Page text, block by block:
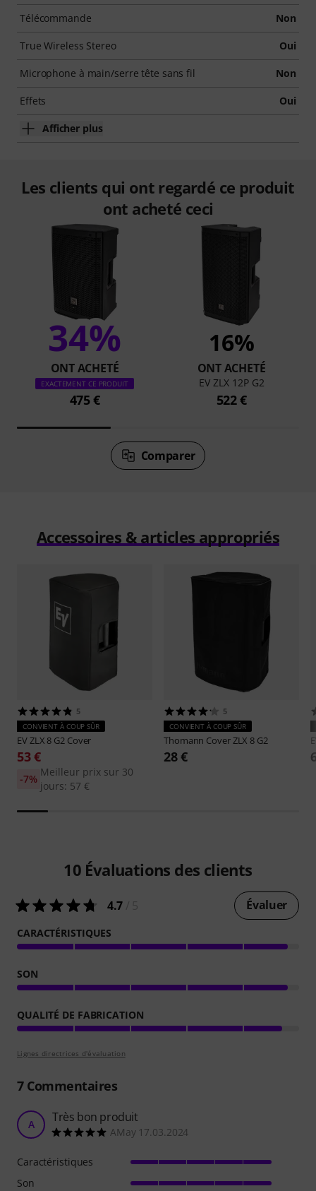
Télécommande Non
True Wireless Stereo Oui
Microphone à main/serre tête sans fil Non
Effets Oui
Afficher plus
Les clients qui ont regardé ce produit
ont acheté ceci
34%
ONT ACHETÉ
EXACTEMENT CE PRODUIT
475 €
16%
ONT ACHETÉ
EV ZLX 12P G2
522 €
Comparer
Accessoires & articles appropriés
5
CONVIENT À COUP SÛR
EV ZLX 8 G2 Cover
53 €
Meilleur prix sur 30
jours: 57 €
-7%
5
CONVIENT À COUP SÛR
Thomann Cover ZLX 8 G2
28 €
10 Évaluations des clients
4.7 Évaluer
CARACTÉRISTIQUES
SON
QUALITÉ DE FABRICATION
Lignes directrices d'évaluation
7Commentaires
A Très bon produit
AMay 17.03.2024
Caractéristiques
Son